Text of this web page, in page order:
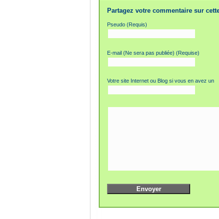
Partagez votre commentaire sur
Pseudo (Requis)
E-mail (Ne sera pas publiée) (Requise)
Votre site Internet ou Blog si vous en avez un